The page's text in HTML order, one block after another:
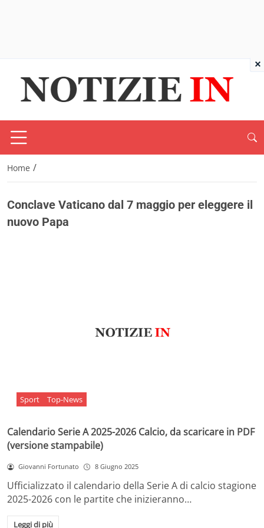
Home /
Conclave Vaticano dal 7 maggio per eleggere il
nuovo Papa
Sport Top-News
Calendario Serie A 2025-2026 Calcio, da scaricare in PDF
(versione stampabile)
Giovanni Fortunato 8 Giugno 2025
Ufficializzato il calendario della Serie A di calcio stagione
2025-2026 con le partite che inizieranno…
Leggi di più
×